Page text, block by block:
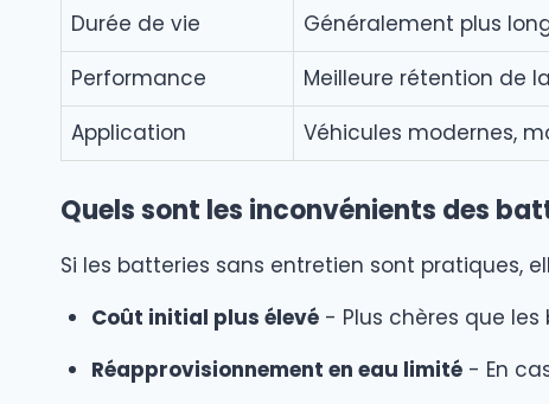
Durée de vie
Généralement plus
Performance
Meilleure rétention de
Application
Véhicules modernes,
Quels sont les inconvénients des
Si les batteries sans entretien sont pratiques,
Coût initial plus élevé- Plus chères que
Réapprovisionnement en eau limité- En